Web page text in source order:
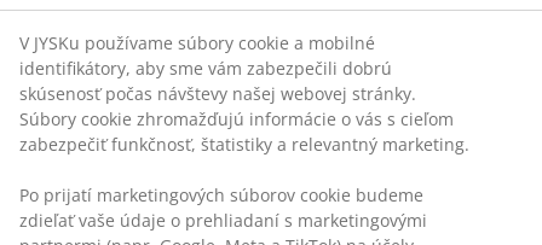
V JYSKu používame súbory cookie a mobilné
identifikátory, aby sme vám zabezpečili dobrú
skúsenosť počas návštevy našej webovej stránky.
Súbory cookie zhromažďujú informácie o vás s cieľom
zabezpečiť funkčnosť, štatistiky a relevantný marketing.
Po prijatí marketingových súborov cookie budeme
zdieľať vaše údaje o prehliadaní s marketingovými